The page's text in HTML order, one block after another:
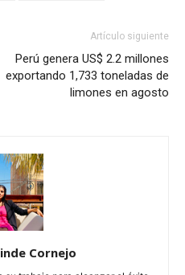
Artículo siguiente
Perú genera US$ 2.2 millones
exportando 1,733 toneladas de
limones en agosto
Cornejo